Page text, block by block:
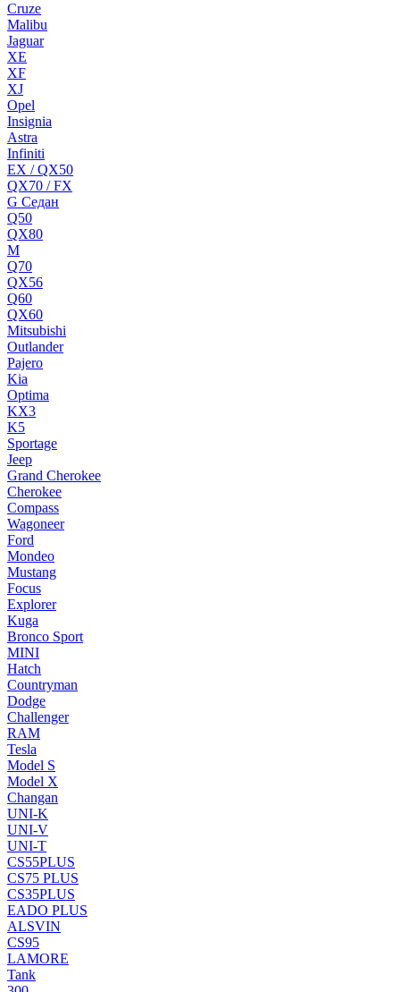
Cruze
Malibu
Jaguar
XE
XF
XJ
Opel
Insignia
Astra
Infiniti
EX / QX50
QX70 / FX
G Cедан
Q50
QX80
M
Q70
QX56
Q60
QX60
Mitsubishi
Outlander
Pajero
Kia
Optima
KX3
K5
Sportage
Jeep
Grand Cherokee
Cherokee
Compass
Wagoneer
Ford
Mondeo
Mustang
Focus
Explorer
Kuga
Bronco Sport
MINI
Hatch
Countryman
Dodge
Challenger
RAM
Tesla
Model S
Model X
Changan
UNI-K
UNI-V
UNI-T
CS55PLUS
CS75 PLUS
CS35PLUS
EADO PLUS
ALSVIN
CS95
LAMORE
Tank